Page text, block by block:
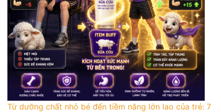
Từ dưỡng chất nhỏ bé đến tiềm năng lớn lao của trẻ: 7